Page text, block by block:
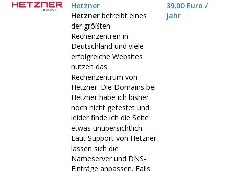
Hetzner
Hetzner betreibt eines
der größten
Rechenzentren in
Deutschland und viele
erfolgreiche Websites
nutzen das
Rechenzentrum von
Hetzner. Die Domains bei
Hetzner habe ich bisher
noch nicht getestet und
leider finde ich die Seite
etwas unübersichtlich.
Laut Support von Hetzner
lassen sich die
Nameserver und DNS-
Einträge anpassen. Falls
39,00 Euro /
Jahr